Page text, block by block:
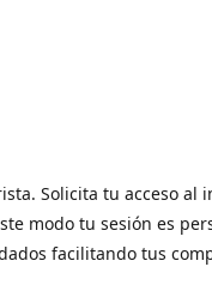
Solicita tu acceso al
modo tu sesión es
facilitando tus